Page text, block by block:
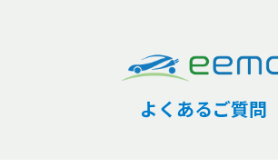
よくあるご質問